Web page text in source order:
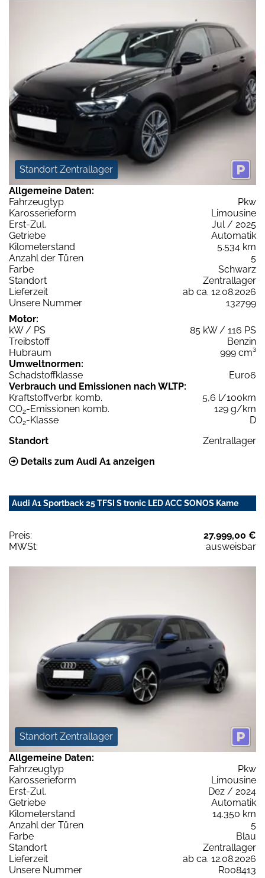
Standort Zentrallager
Allgemeine Daten:
Fahrzeugtyp
Pkw
Karosserieform
Limousine
Erst-Zul.
Jul / 2025
Getriebe
Automatik
Kilometerstand
5.534 km
Anzahl der Türen
5
Farbe
Schwarz
Standort
Zentrallager
Lieferzeit
ab ca. 12.08.2026
Unsere Nummer
132799
Motor:
kW / PS
85 kW / 116 PS
Treibstoff
Benzin
Hubraum
999 cm³
Umweltnormen:
Schadstoffklasse
Euro6
Verbrauch und Emissionen nach WLTP:
Kraftstoffverbr. komb.
5,6 l/100km
CO2-Emissionen komb.
129 g/km
CO2-Klasse
D
Standort
Zentrallager
Details zum Audi A1 anzeigen
Audi A1 Sportback 25 TFSI S tronic LED ACC SONOS Kame
Preis:
27.999,00 €
MWSt:
ausweisbar
Standort Zentrallager
Allgemeine Daten:
Fahrzeugtyp
Pkw
Karosserieform
Limousine
Erst-Zul.
Dez / 2024
Getriebe
Automatik
Kilometerstand
14.350 km
Anzahl der Türen
5
Farbe
Blau
Standort
Zentrallager
Lieferzeit
ab ca. 12.08.2026
Unsere Nummer
R008413